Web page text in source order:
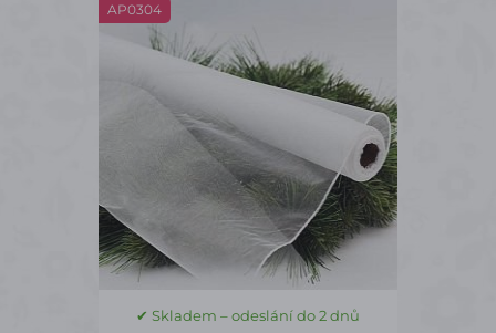
AP0304
✔ Skladem – odeslání do 2 dnů